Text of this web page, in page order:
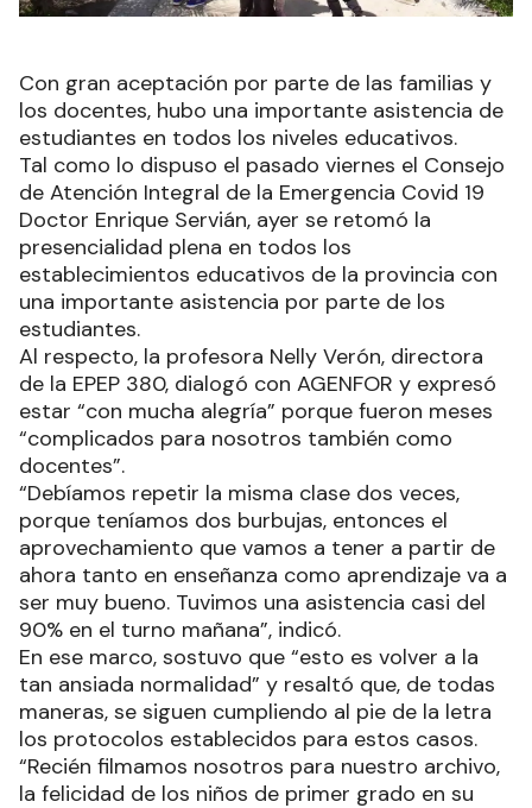
Con gran aceptación por parte de las familias y
los docentes, hubo una importante asistencia de
estudiantes en todos los niveles educativos.
Tal como lo dispuso el pasado viernes el Consejo
de Atención Integral de la Emergencia Covid 19
Doctor Enrique Servián, ayer se retomó la
presencialidad plena en todos los
establecimientos educativos de la provincia con
una importante asistencia por parte de los
estudiantes.
Al respecto, la profesora Nelly Verón, directora
de la EPEP 380, dialogó con AGENFOR y expresó
estar “con mucha alegría” porque fueron meses
“complicados para nosotros también como
docentes”.
“Debíamos repetir la misma clase dos veces,
porque teníamos dos burbujas, entonces el
aprovechamiento que vamos a tener a partir de
ahora tanto en enseñanza como aprendizaje va a
ser muy bueno. Tuvimos una asistencia casi del
90% en el turno mañana”, indicó.
En ese marco, sostuvo que “esto es volver a la
tan ansiada normalidad” y resaltó que, de todas
maneras, se siguen cumpliendo al pie de la letra
los protocolos establecidos para estos casos.
“Recién filmamos nosotros para nuestro archivo,
la felicidad de los niños de primer grado en su